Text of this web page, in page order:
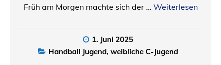
Früh am Morgen machte sich der … Weiterlesen
1. Juni 2025
Handball Jugend, weibliche C-Jugend